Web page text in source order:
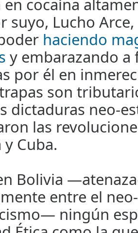
cocaína
suyo, Lucho
haciendo
y embarazando
por él en
son
dictaduras neo-
las
Cuba.
Bolivia
entre el
ningún